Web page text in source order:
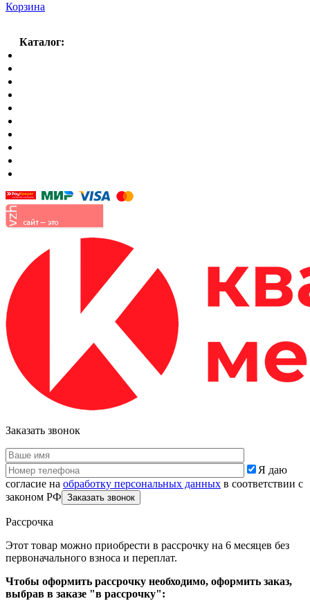
Корзина
Каталог:
Заказать звонок
Я даю
согласие на обработку персональных данных в соответствии с
законом РФ
Рассрочка
Этот товар можно приобрести в рассрочку на 6 месяцев без
первоначального взноса и переплат.
Чтобы оформить рассрочку необходимо, оформить заказ,
выбрав в заказе "в рассрочку":